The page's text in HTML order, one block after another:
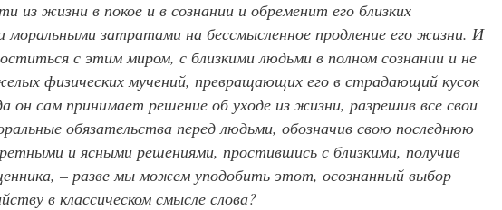
из жизни в покое и в сознании и обременит его близких
моральными затратами на бессмысленное продление его жизни. И
с этим миром, с близкими людьми в полном сознании и не
физических мучений, превращающих его в страдающий кусок
он сам принимает решение об уходе из жизни, разрешив все свои
обязательства перед людьми, обозначив свою последнюю
и ясными решениями, простившись с близкими, получив
– разве мы можем уподобить этот, осознанный выбор
в классическом смысле слова?